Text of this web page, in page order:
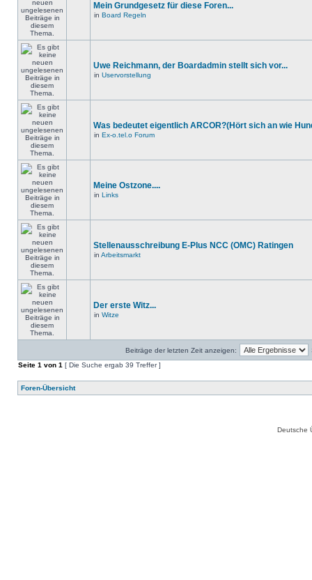
Mein Grundgesetz für diese Foren...
in Board Regeln
Uwe Reichmann, der Boardadmin stellt sich vor...
in Uservorstellung
Was bedeutet eigentlich ARCOR?(Hört sich an wie
in Ex-o.tel.o Forum
Meine Ostzone....
in Links
Stellenausschreibung E-Plus NCC (OMC) Ratingen
in Arbeitsmarkt
Der erste Witz...
in Witze
Beiträge der letzten Zeit anzeigen:
Seite 1 von 1 [ Die Suche ergab 39 Treffer ]
Foren-Übersicht
Deutsche